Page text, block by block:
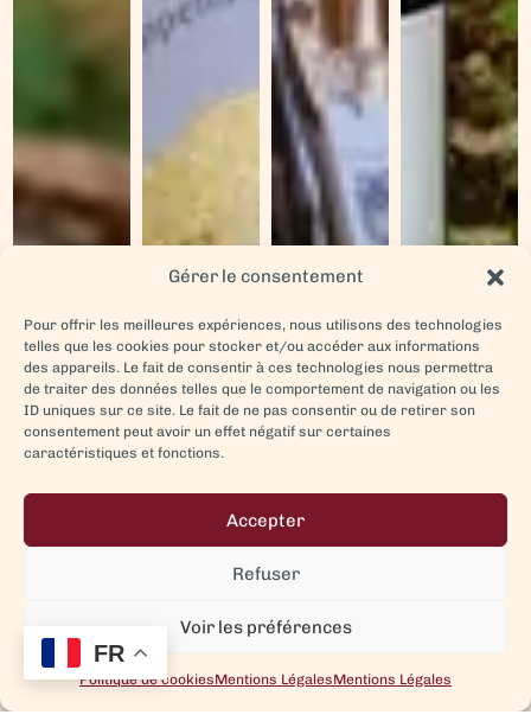
Gérer le consentement
Pour offrir les meilleures expériences, nous utilisons des technologies
telles que les cookies pour stocker et/ou accéder aux informations
des appareils. Le fait de consentir à ces technologies nous permettra
de traiter des données telles que le comportement de navigation ou les
ID uniques sur ce site. Le fait de ne pas consentir ou de retirer son
consentement peut avoir un effet négatif sur certaines
caractéristiques et fonctions.
Accepter
Refuser
Voir les préférences
Politique de cookiesMentions LégalesMentions Légales
FR